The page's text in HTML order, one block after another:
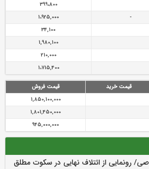
399،800
-
1،925,000
34,100
1,980,100
210,000
1،715,400
قیمت خرید
قیمت فروش
1,850,100,000
1,801,450,000
945,000,000
رونمایی از ائتلاف‌ نهایی در سکوت مطلق